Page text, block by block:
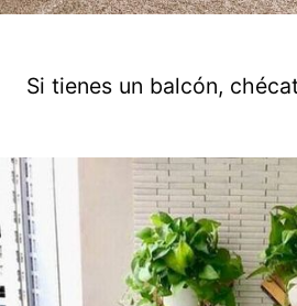
Si tienes un balcón,